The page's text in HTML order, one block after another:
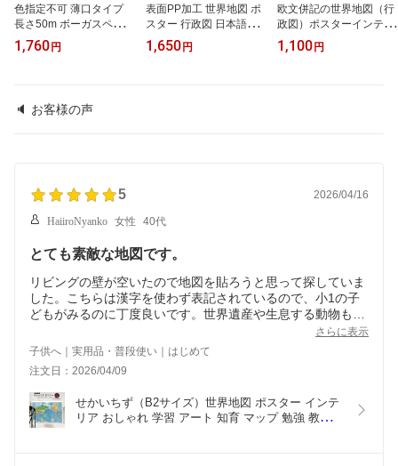
色指定不可 薄口タイプ
長さ50m ボーガスペーパ
ー 2巻セット 緩衝材 ミシ
ン目なし 新聞用紙 ロー
緩衝材 配送 詰め紙 隙間
1,760 円
表面PP加工 世界地図 ポ
スター 行政図 日本語版
国名 首都 国旗 専門メー
カー 小学生 中学生 学習
1,650 円
欧文併記の世界地図（行
政図）ポスターインテリ
ア おしゃれ 学習 アート
知育 マップ 勉強 教材 地
1,100 円
🔈 お客様の声
5 2026/04/16
HaiiroNyanko 女性 40代
とても素敵な地図です。
リビングの壁が空いたので地図を貼ろうと思って探していま
した。こちらは漢字を使わず表記されているので、小1の子
どもがみるのに丁度良いです。世界遺産や生息する動物もイ
ラストで描かれていて、なんとなく眺めているだけでも楽し
いです。サイズ感もちょうど良く、お値段もお手頃で助かり
ます。日本地図版も一緒に購入し、並べて貼っています。色
味は写真で見るより薄めでしたが、落ち着いており並べて貼
っても主張が激しくなくいい感じです！
さらに表示
子供へ｜実用品・普段使い｜はじめて
注文日：2026/04/09
せかいちず（B2サイズ）世界地図 ポスター インテ
リア おしゃれ 学習 アート 知育 マップ 勉強 教材